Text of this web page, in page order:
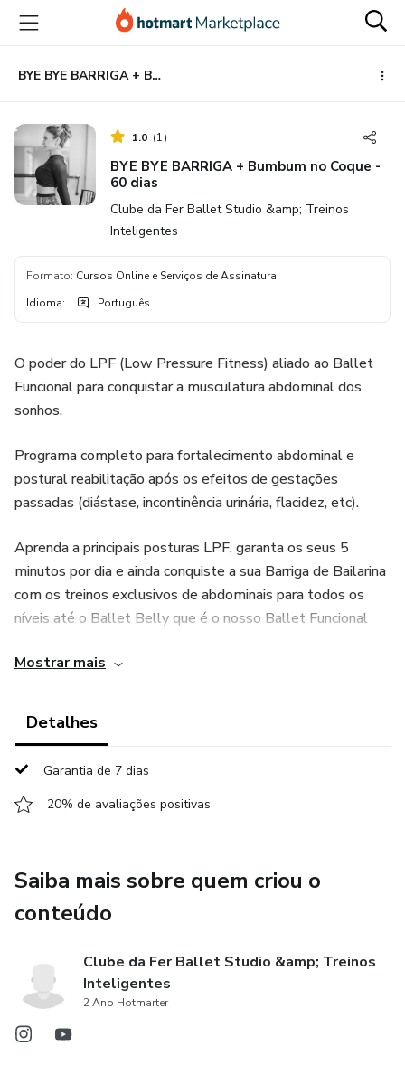
para
conteúdo
principal
para
pagamento
para
rodapé
BYE BYE BARRIGA + Bumbum no Coque - 60 dias
1.0 (1)
BYE BYE BARRIGA + Bumbum no Coque -
60 dias
Clube da Fer Ballet Studio &amp; Treinos
Inteligentes
Formato: Cursos Online e Serviços de Assinatura
Idioma: Português
O poder do LPF (Low Pressure Fitness) aliado ao Ballet
Funcional para conquistar a musculatura abdominal dos
sonhos.
Programa completo para fortalecimento abdominal e
postural reabilitação após os efeitos de gestações
passadas (diástase, incontinência urinária, flacidez, etc).
Aprenda a principais posturas LPF, garanta os seus 5
minutos por dia e ainda conquiste a sua Barriga de Bailarina
com os treinos exclusivos de abdominais para todos os
níveis até o Ballet Belly que é o nosso Ballet Funcional
Wall, o Ballet Funcional feito na parede. Lançamento do
Clube da Fer que virou o queridinho de nossas alunas. Uma
tremendo de felicidade e músculos fortalecidos.
E de bônus: programa completo Bumbum no Coque para
não é apenas um bumbum lindo, mas também um bumbum
funcional que garante uma postura correta, melhorando
inclusive o aspecto do abdômen que naturalmente entra e
evitando dores na lombar e cervical. Bumbum no Coque
Mostrar mais
Detalhes
Garantia de 7 dias
20% de avaliações positivas
Saiba mais sobre quem criou o
conteúdo
Clube da Fer Ballet Studio &amp; Treinos
Inteligentes
2 Ano Hotmarter